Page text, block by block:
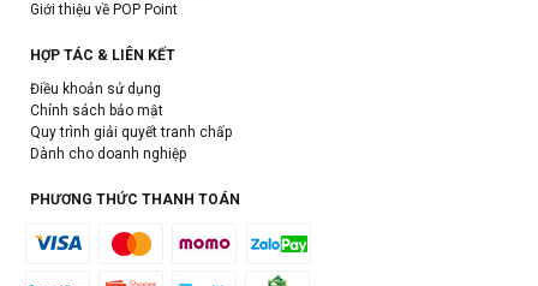
Giới thiệu về POP Point
HỢP TÁC & LIÊN KẾT
Điều khoản sử dụng
Chính sách bảo mật
Quy trình giải quyết tranh chấp
Dành cho doanh nghiệp
PHƯƠNG THỨC THANH TOÁN